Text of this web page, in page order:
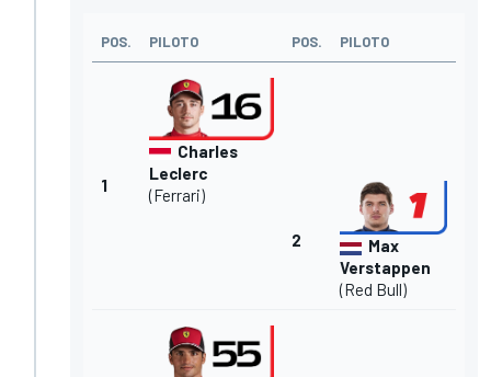
POS. PILOTO POS. PILOTO
1
Charles
Leclerc
(Ferrari)
2
Max
Verstappen
(Red Bull)